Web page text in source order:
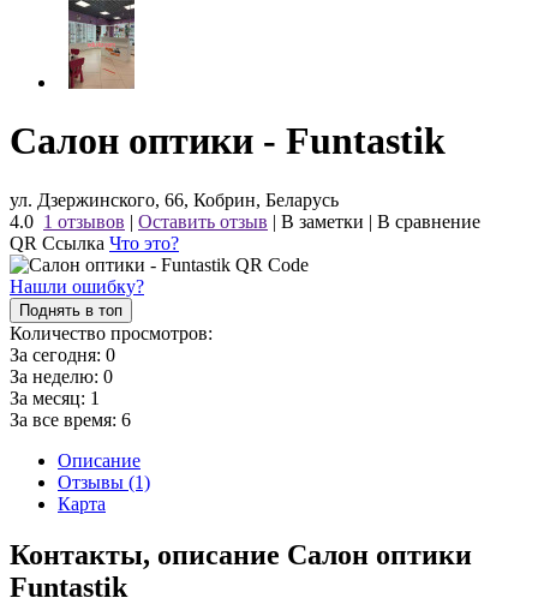
Салон оптики - Funtastik
ул. Дзержинского, 66, Кобрин, Беларусь
4.0 1 отзывов | Оставить отзыв | В заметки | В сравнение
QR Ссылка Что это?
Нашли ошибку?
Поднять в топ
Количество просмотров:
За сегодня: 0
За неделю: 0
За месяц: 1
За все время: 6
Описание
Отзывы (1)
Карта
Контакты, описание Салон оптики
Funtastik